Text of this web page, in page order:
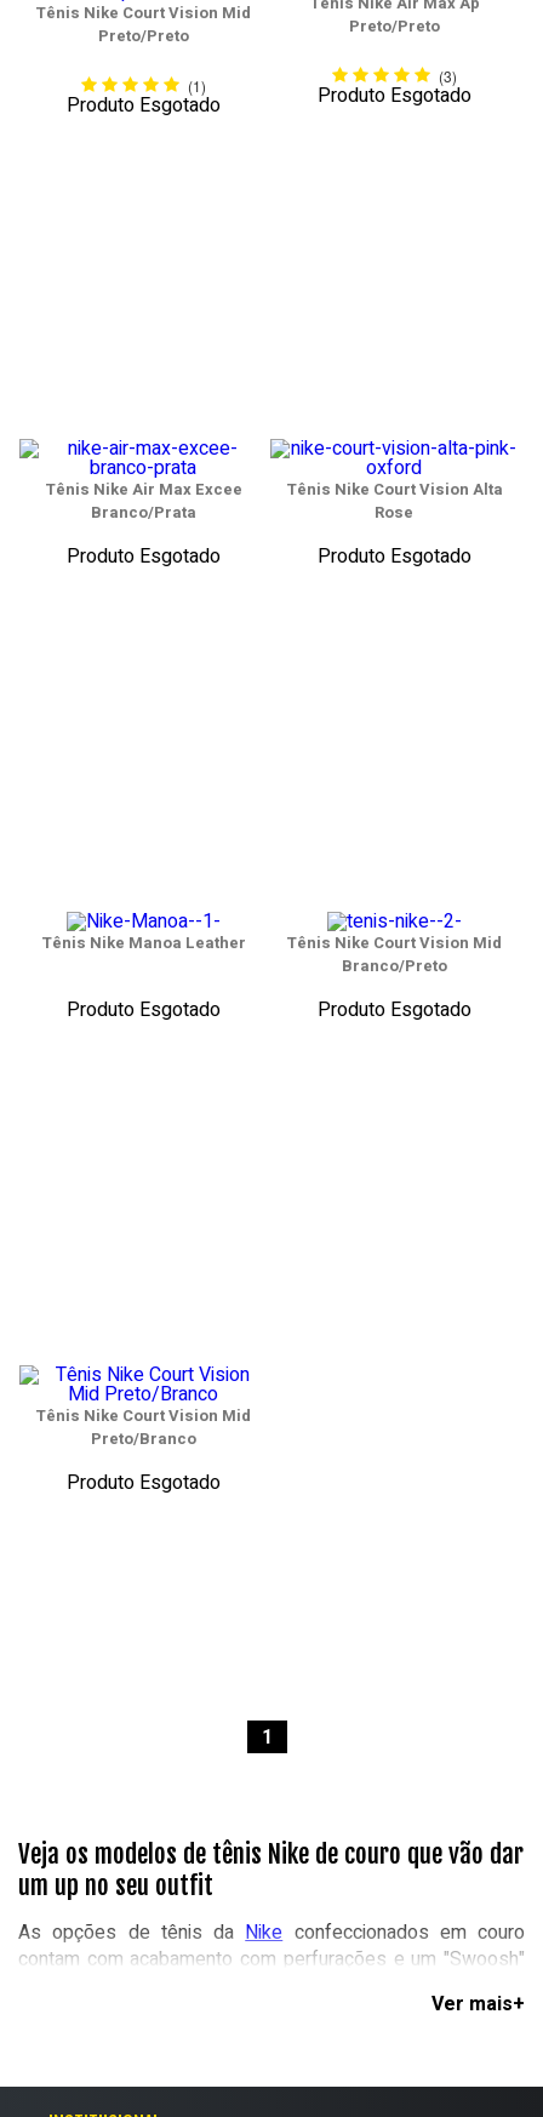
Tênis Nike Court Vision Mid
Preto/Preto
(1)
Produto Esgotado
Preto/Preto
(3)
Produto Esgotado
Tênis Nike Air Max Excee
Branco/Prata
Produto Esgotado
Tênis Nike Court Vision Alta
Rose
Produto Esgotado
Tênis Nike Manoa Leather
Produto Esgotado
Tênis Nike Court Vision Mid
Branco/Preto
Produto Esgotado
Tênis Nike Court Vision Mid
Preto/Branco
Produto Esgotado
1
Veja os modelos de tênis Nike de couro que vão dar
um up no seu outfit
As opções de tênis daNikeconfeccionados em couro
contam com acabamento com perfurações e um "Swoosh"
seu look único. Esteja sempre preparado para qualquer